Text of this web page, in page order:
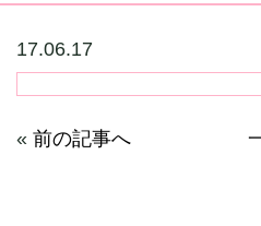
17.06.17
« 前の記事へ